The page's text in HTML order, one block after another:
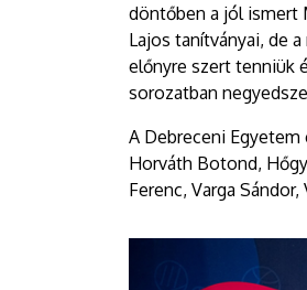
döntőben a jól ismert
Lajos tanítványai, de
előnyre szert tenniük
sorozatban
A Debreceni Egyetem
Horváth Botond,
Ferenc, Varga